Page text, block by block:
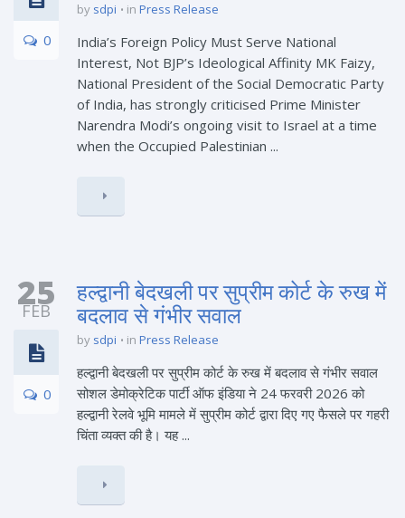
0
by sdpi in Press Release
India’s Foreign Policy Must Serve National
Interest, Not BJP’s Ideological Affinity MK Faizy,
National President of the Social Democratic Party
of India, has strongly criticised Prime Minister
Narendra Modi’s ongoing visit to Israel at a time
when the Occupied Palestinian ...
25
FEB
0
हल्द्वानी बेदखली पर सुप्रीम कोर्ट के रुख में
बदलाव से गंभीर सवाल
by sdpi in Press Release
हल्द्वानी बेदखली पर सुप्रीम कोर्ट के रुख में बदलाव से गंभीर सवाल
सोशल डेमोक्रेटिक पार्टी ऑफ इंडिया ने 24 फरवरी 2026 को
हल्द्वानी रेलवे भूमि मामले में सुप्रीम कोर्ट द्वारा दिए गए फैसले पर गहरी
चिंता व्यक्त की है। यह ...